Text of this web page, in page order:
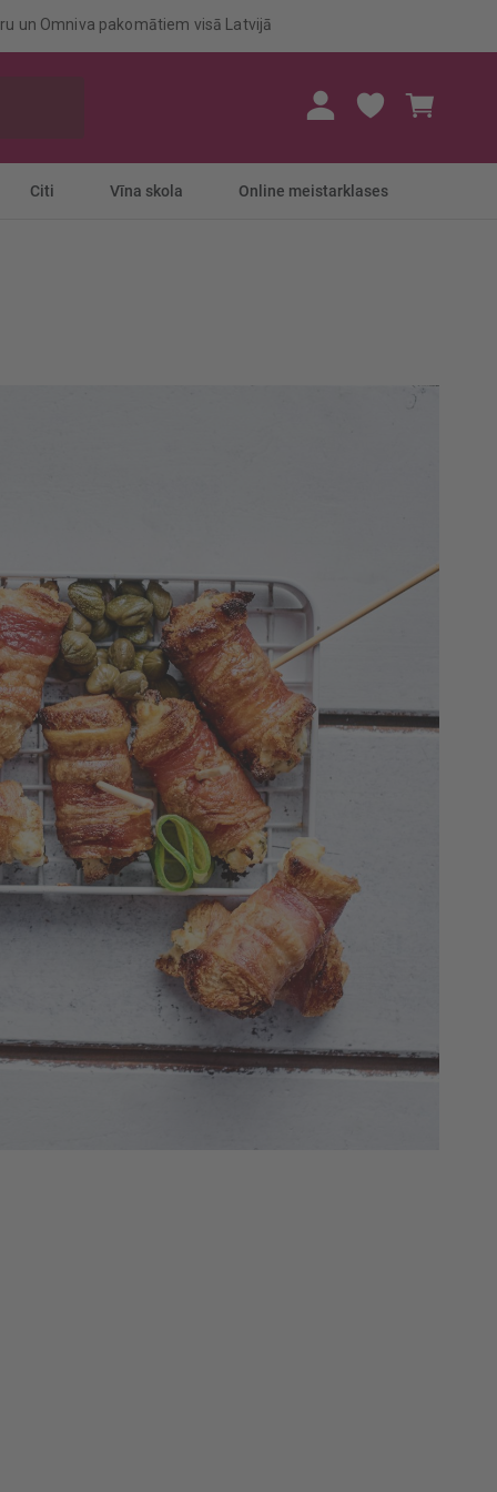
un Omniva pakomātiem visā Latvijā
Citi Vīna skola Online meistarklases